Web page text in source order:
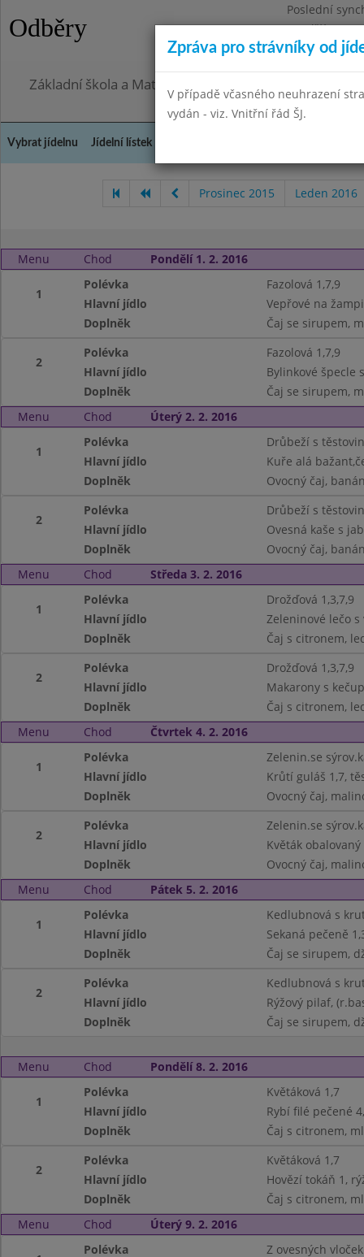
Odběry
Poslední
Pondělí
Omezení
Základní škola a Mateřská škola, Praha 4, Ohradní 49
Vybrat jídelnu Jídelní lístek
Prosinec 2015 Leden 2016
Menu Chod Pondělí 1. 2. 2016
1
Polévka
Fazolová 1,7,9
Hlavní jídlo
Vepřové na
Doplněk
Čaj se sirupem,
2
Polévka
Fazolová 1,7,9
Hlavní jídlo
Bylinkové špecle
Doplněk
Čaj se sirupem,
Menu
Chod Úterý 2. 2. 2016
1
Polévka
Drůbeží s
Hlavní jídlo
Kuře alá
Doplněk
Ovocný čaj,
2
Polévka
Drůbeží s
Hlavní jídlo
Ovesná kaše s
Doplněk
Ovocný čaj,
Menu
Chod Středa 3. 2. 2016
1
Polévka
Drožďová 1,3,7,9
Hlavní jídlo
Zeleninové lečo
Doplněk
Čaj s citronem,
2
Polévka
Drožďová 1,3,7,9
Hlavní jídlo
Makarony s
Doplněk
Čaj s citronem,
Menu
Chod Čtvrtek 4. 2. 2016
1
Polévka
Zelenin.se
Hlavní jídlo
Krůtí guláš 1,7,
Doplněk
Ovocný čaj,
2
Polévka
Zelenin.se
Hlavní jídlo
Květák
Doplněk
Ovocný čaj,
Menu
Chod Pátek 5. 2. 2016
1
Polévka
Kedlubnová s
Hlavní jídlo
Sekaná pečeně
Doplněk
Čaj se sirupem,
2
Polévka
Kedlubnová s
Hlavní jídlo
Rýžový pilaf,
Doplněk
Čaj se sirupem,
Menu Chod Pondělí 8. 2. 2016
1
Polévka
Květáková 1,7
Hlavní jídlo
Rybí filé pečené
Doplněk
Čaj s citronem,
2
Polévka
Květáková 1,7
Hlavní jídlo
Hovězí tokáň 1,
Doplněk
Čaj s citronem,
Menu
Chod Úterý 9. 2. 2016
Polévka
Z ovesných
Zpráva pro strávníky od
V případě včasného neuhrazení
vydán - viz. Vnitřní řád ŠJ.